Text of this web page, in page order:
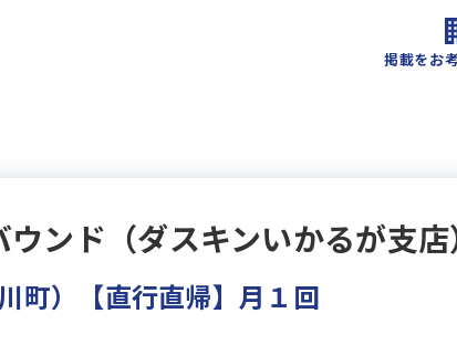
掲載をお
ンド（ダスキンいかるが支店
町）【直行直帰】月１回